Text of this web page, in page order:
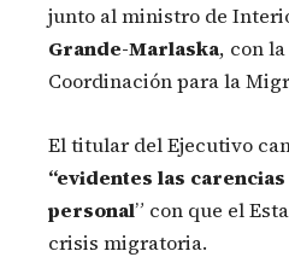
junto al ministro de
Grande-Marlaska, con
Coordinación para la
El titular del Ejecutivo
“evidentes las
personal” con que el
crisis migratoria.